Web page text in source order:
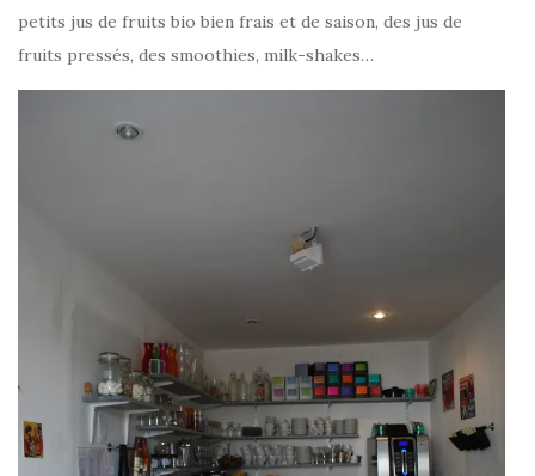
petits jus de fruits bio bien frais et de saison, des jus de
fruits pressés, des smoothies, milk-shakes…